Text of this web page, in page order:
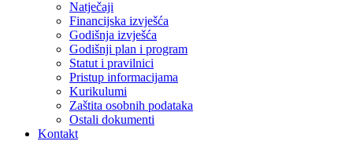
Natječaji
Financijska izvješća
Godišnja izvješća
Godišnji plan i program
Statut i pravilnici
Pristup informacijama
Kurikulumi
Zaštita osobnih podataka
Ostali dokumenti
Kontakt